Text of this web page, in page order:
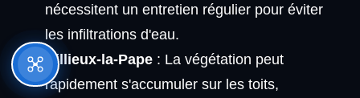
nécessitent un entretien régulier pour éviter
les infiltrations d'eau.
Rillieux-la-Pape: La végétation peut
rapidement s'accumuler sur les toits,